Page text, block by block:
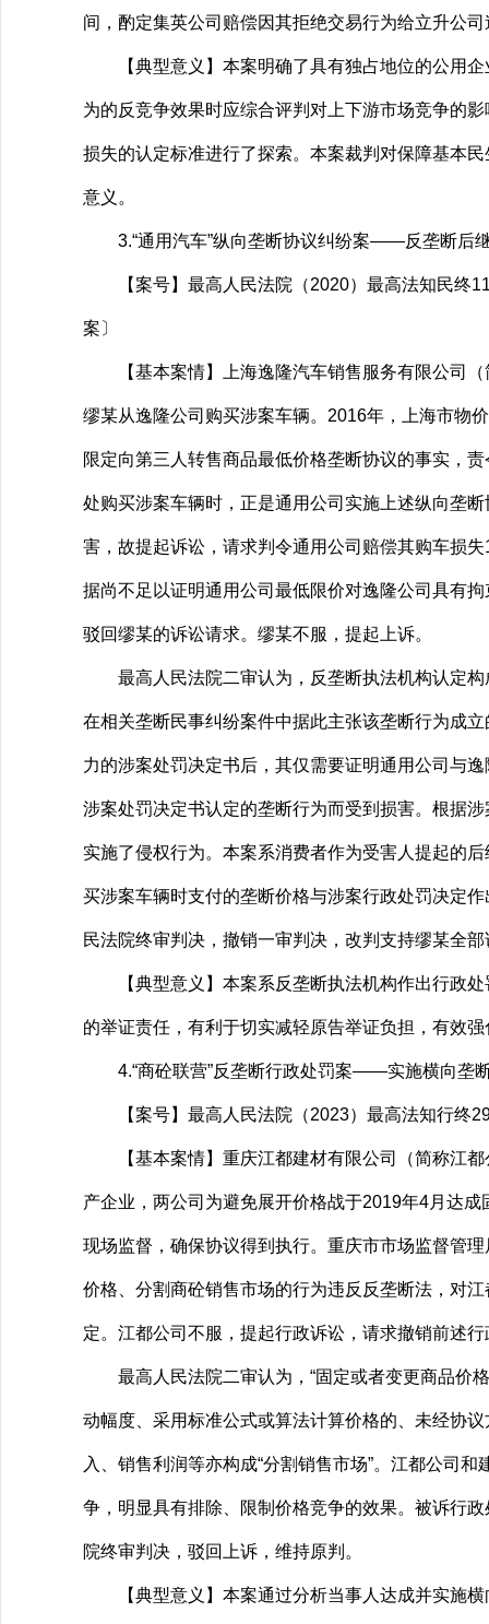
间，酌定集英公司赔偿因其拒绝交易行为给立升公
【典型意义】本案明确了具有独占地位的公用企
为的反竞争效果时应综合评判对上下游市场竞争的
损失的认定标准进行了探索。本案裁判对保障基本
意义。
3.“通用汽车”纵向垄断协议纠纷案——反垄断后继
【案号】最高人民法院（2020）最高法知民终
案〕
【基本案情】上海逸隆汽车销售服务有限公司（
缪某从逸隆公司购买涉案车辆。2016年，上海市物
限定向第三人转售商品最低价格垄断协议的事实，
处购买涉案车辆时，正是通用公司实施上述纵向垄
害，故提起诉讼，请求判令通用公司赔偿其购车损
据尚不足以证明通用公司最低限价对逸隆公司具有
驳回缪某的诉讼请求。缪某不服，提起上诉。
最高人民法院二审认为，反垄断执法机构认定构
在相关垄断民事纠纷案件中据此主张该垄断行为成
力的涉案处罚决定书后，其仅需要证明通用公司与
涉案处罚决定书认定的垄断行为而受到损害。根据
实施了侵权行为。本案系消费者作为受害人提起的
买涉案车辆时支付的垄断价格与涉案行政处罚决定
民法院终审判决，撤销一审判决，改判支持缪某全
【典型意义】本案系反垄断执法机构作出行政处
的举证责任，有利于切实减轻原告举证负担，有效
4.“商砼联营”反垄断行政处罚案——实施横向垄
【案号】最高人民法院（2023）最高法知行终29
【基本案情】重庆江都建材有限公司（简称江都
产企业，两公司为避免展开价格战于2019年4月达
现场监督，确保协议得到执行。重庆市市场监督管
价格、分割商砼销售市场的行为违反反垄断法，对
定。江都公司不服，提起行政诉讼，请求撤销前述
最高人民法院二审认为，“固定或者变更商品价格
动幅度、采用标准公式或算法计算价格的、未经协
入、销售利润等亦构成“分割销售市场”。江都公司
争，明显具有排除、限制价格竞争的效果。被诉行
院终审判决，驳回上诉，维持原判。
【典型意义】本案通过分析当事人达成并实施横